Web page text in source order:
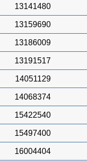
13141480
13159690
13186009
13191517
14051129
14068374
15422540
15497400
16004404